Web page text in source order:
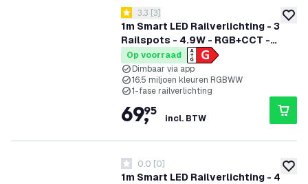
1m Smart LED Railverlichting - 3
Railspots - 4.9W - RGB+CCT -
Dimbaar - 1-Fase Railsysteem -
Zwart
reviews drawer openen
3.3 score sterren
3.3 [3]
Op voorraad
Dimbaar via app
16.5 miljoen kleuren RGBWW
1-fase railverlichting
69,
95
incl. BTW
1m Smart LED Railverlichting - 4
0 score sterren
0.0 [0]